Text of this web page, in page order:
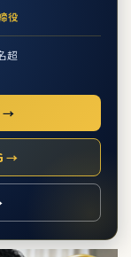
役
超
→
→